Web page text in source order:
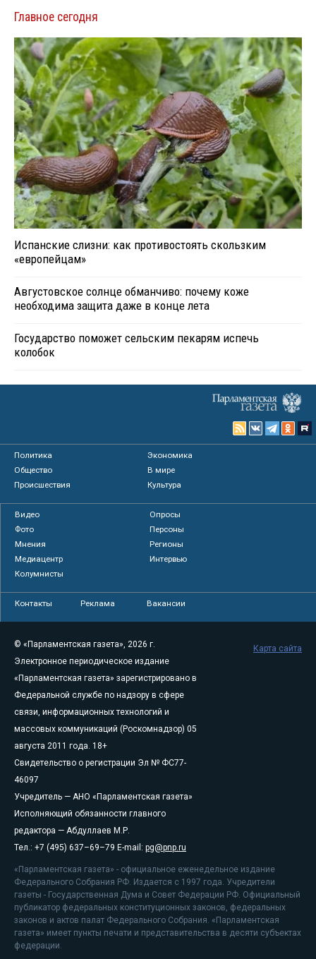
Главное сегодня
Испанские слизни: как противостоять скользким
«европейцам»
Августовское солнце обманчиво: почему коже
необходима защита даже в конце лета
Государство поможет сельским пекарям испечь
колобок
Политика
Экономика
Общество
В мире
Происшествия
Культура
Видео
Опросы
Фото
Персоны
Мнения
Регионы
Медиацентр
Интервью
Колумнисты
Контакты Реклама Вакансии
© «Парламентская газета», 2026 г.
Электронное периодическое издание
«Парламентская газета» зарегистрировано в
Федеральной службе по надзору в сфере
связи, информационных технологий и
массовых коммуникаций (Роскомнадзор) 05
августа 2011 года. 18+
Свидетельство о регистрации Эл № ФС77-
46097
Учредитель — АНО «Парламентская газета»
Исполняющий обязанности главного
редактора — Абдуллаев М.Р.
Тел.: +7 (495) 637–69–79 E-mail: pg@pnp.ru
«Парламентская газета» - официальное еженедельное издание
Федерального Собрания РФ. Издается с 1997 года. Учредители
газеты - Государственная Дума и Совет Федерации РФ. Официальный
публикатор федеральных конституционных законов, федеральных
законов и актов палат Федерального Собрания. «Парламентская
газета» имеет пункты печати и представительства в десяти субъектах
федерации.
Карта сайта